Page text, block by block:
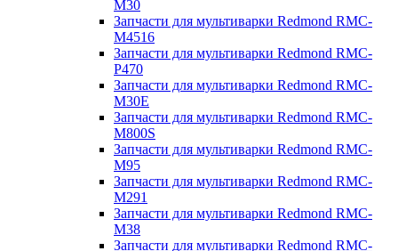
M30
Запчасти для мультиварки Redmond RMC-
M4516
Запчасти для мультиварки Redmond RMC-
P470
Запчасти для мультиварки Redmond RMC-
M30E
Запчасти для мультиварки Redmond RMC-
M800S
Запчасти для мультиварки Redmond RMC-
M95
Запчасти для мультиварки Redmond RMC-
M291
Запчасти для мультиварки Redmond RMC-
M38
Запчасти для мультиварки Redmond RMC-